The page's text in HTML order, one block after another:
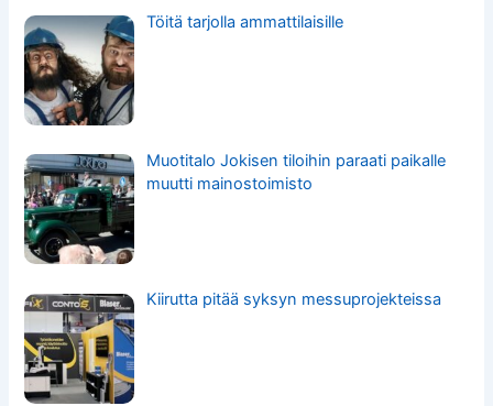
Töitä tarjolla ammattilaisille
Muotitalo Jokisen tiloihin paraati paikalle
muutti mainostoimisto
Kiirutta pitää syksyn messuprojekteissa